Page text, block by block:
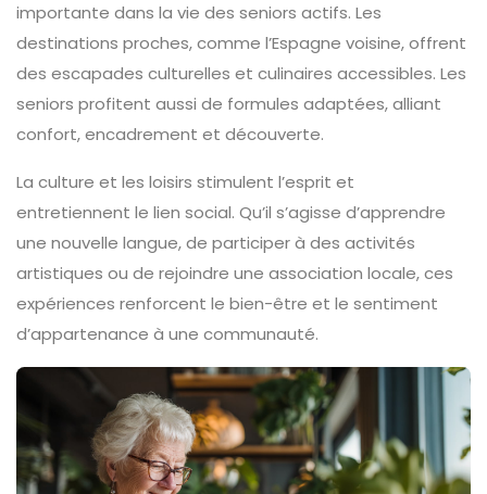
importante dans la vie des seniors actifs. Les
destinations proches, comme l’Espagne voisine, offrent
des escapades culturelles et culinaires accessibles. Les
seniors profitent aussi de formules adaptées, alliant
confort, encadrement et découverte.
La culture et les loisirs stimulent l’esprit et
entretiennent le lien social. Qu’il s’agisse d’apprendre
une nouvelle langue, de participer à des activités
artistiques ou de rejoindre une association locale, ces
expériences renforcent le bien-être et le sentiment
d’appartenance à une communauté.